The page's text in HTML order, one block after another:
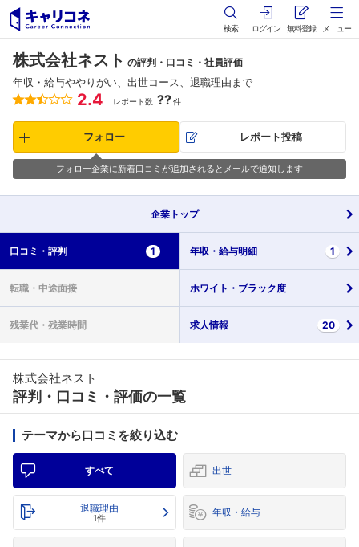
検索 ログイン 無料登録 メニュー
株式会社ネスト の評判・口コミ・社員評価
年収・給与ややりがい、出世コース、退職理由まで
2.4 レポート数 ??件
フォロー レポート投稿
フォロー企業に新着口コミが追加されるとメールで通知します
企業 トップ
口コミ・ 評判 1 年収・ 給与明細 1
転職・ 中途面接 ホワイト・ ブラック度
残業代・ 残業時間 求人情報 20
株式会社ネスト
評判・口コミ・評価の一覧
テーマから口コミを絞り込む
すべて 出世
退職理由
1件 年収・給与